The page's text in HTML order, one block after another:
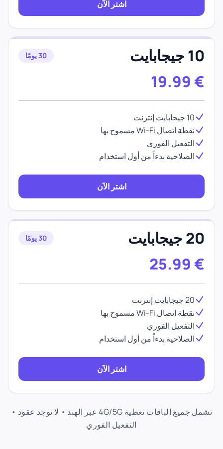
اشتر الآن
10 جيجابايت 30 يومًا
19.99 €
10 جيجابايت إنترنت
نقطة اتصال Wi-Fi مسموح بها
التفعيل الفوري
الصلاحية بدءاً من أول استخدام
اشتر الآن
20 جيجابايت 30 يومًا
25.99 €
20 جيجابايت إنترنت
نقطة اتصال Wi-Fi مسموح بها
التفعيل الفوري
الصلاحية بدءاً من أول استخدام
اشتر الآن
تشمل جميع الباقات تغطية 4G/5G عبر الهند • لا توجد عقود •
التفعيل الفوري